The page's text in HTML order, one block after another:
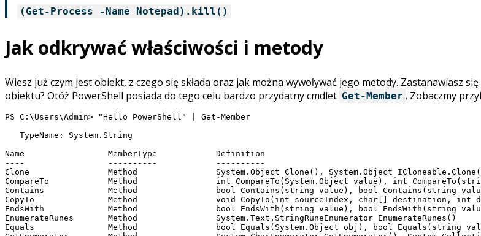
(Get-Process -Name Notepad).kill()
Jak odkrywać właściwości i metody
Wiesz już czym jest obiekt, z czego się składa oraz jak można wywoływać jego metody. Zastanawiasz
obiektu? Otóż PowerShell posiada do tego celu bardzo przydatny cmdlet Get-Member . Zobaczmy
PS C:\Users\Admin> "Hello PowerShell" | Get-Member
   TypeName: System.String
Name                 MemberType            Definition
----                 ----------            ----------
Clone                Method                System.Object Clone(), System.Object
CompareTo            Method                int CompareTo(System.Object value), int
Contains             Method                bool Contains(string value), bool Contains(string
CopyTo               Method                void CopyTo(int sourceIndex, char[] destination, int
EndsWith             Method                bool EndsWith(string value), bool EndsWith(string
EnumerateRunes       Method                System.Text.StringRuneEnumerator EnumerateRunes()
Equals               Method                bool Equals(System.Object obj), bool Equals(string